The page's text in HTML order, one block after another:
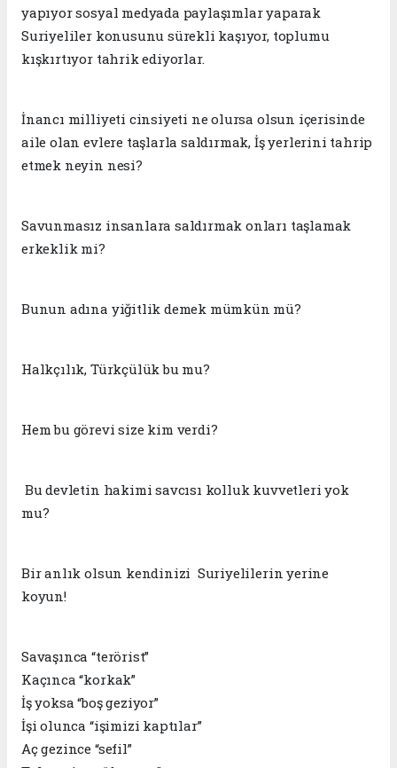
yapıyor sosyal medyada paylaşımlar yaparak
Suriyeliler konusunu sürekli kaşıyor, toplumu
kışkırtıyor tahrik ediyorlar.
İnancı milliyeti cinsiyeti ne olursa olsun içerisinde
aile olan evlere taşlarla saldırmak, İş yerlerini tahrip
etmek neyin nesi?
Savunmasız insanlara saldırmak onları taşlamak
erkeklik mi?
Bunun adına yiğitlik demek mümkün mü?
Halkçılık, Türkçülük bu mu?
Hem bu görevi size kim verdi?
Bu devletin hakimi savcısı kolluk kuvvetleri yok
mu?
Bir anlık olsun kendinizi Suriyelilerin yerine
koyun!
Savaşınca “terörist”
Kaçınca “korkak”
İş yoksa “boş geziyor”
İşi olunca “işimizi kaptılar”
Aç gezince “sefil”